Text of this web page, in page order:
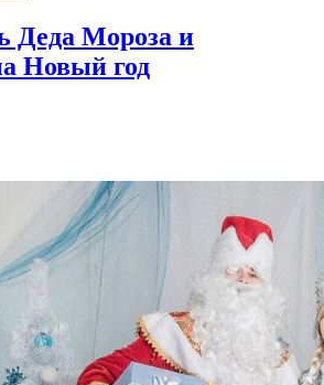
Деда Мороза и
Новый год